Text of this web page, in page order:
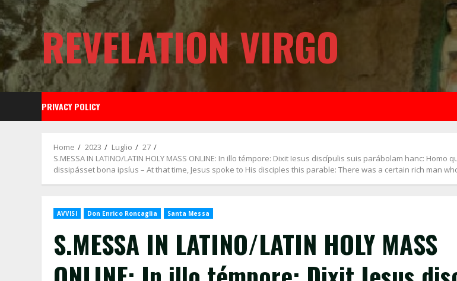
Skip
to
content REVELATION VIRGO
PRIVACY POLICY
Home 2023 Luglio
27
S.MESSA IN LATINO/LATIN HOLY MASS ONLINE: In illo témpore: Dixit Iesus discípulis suis parábolam hanc:
dissipásset bona ipsíus – At that time, Jesus spoke to His disciples this parable: There was a certain rich man
AVVISI Don Enrico Roncaglia Santa Messa
S.MESSA IN LATINO/LATIN HOLY MASS